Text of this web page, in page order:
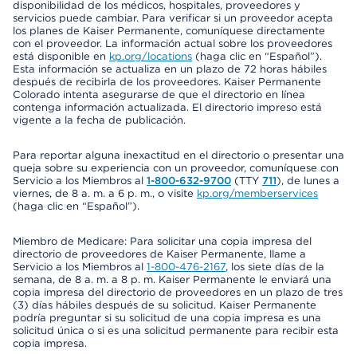
disponibilidad de los médicos, hospitales, proveedores y
servicios puede cambiar. Para verificar si un proveedor acepta
los planes de Kaiser Permanente, comuníquese directamente
con el proveedor. La información actual sobre los proveedores
está disponible en kp.org/locations (haga clic en “Español”).
Esta información se actualiza en un plazo de 72 horas hábiles
después de recibirla de los proveedores. Kaiser Permanente
Colorado intenta asegurarse de que el directorio en línea
contenga información actualizada. El directorio impreso está
vigente a la fecha de publicación.
Para reportar alguna inexactitud en el directorio o presentar una
queja sobre su experiencia con un proveedor, comuníquese con
Servicio a los Miembros al 1-800-632-9700 (TTY 711), de lunes a
viernes, de 8 a. m. a 6 p. m., o visite kp.org/memberservices
(haga clic en “Español”).
Miembro de Medicare: Para solicitar una copia impresa del
directorio de proveedores de Kaiser Permanente, llame a
Servicio a los Miembros al 1-800-476-2167, los siete días de la
semana, de 8 a. m. a 8 p. m. Kaiser Permanente le enviará una
copia impresa del directorio de proveedores en un plazo de tres
(3) días hábiles después de su solicitud. Kaiser Permanente
podría preguntar si su solicitud de una copia impresa es una
solicitud única o si es una solicitud permanente para recibir esta
copia impresa.